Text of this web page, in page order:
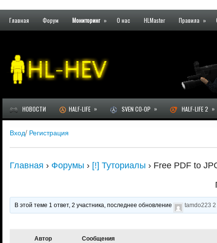
Главная Форум Мониторинг » О нас HLMaster Правила »
НОВОСТИ HALF-LIFE » SVEN CO-OP » HALF-LIFE 2 »
Вход/ Регистрация
Главная › Форумы › [!] Туториалы › Free PDF to
В этой теме 1 ответ, 2 участника, последнее обновление tamdo223 2
Автор Сообщения